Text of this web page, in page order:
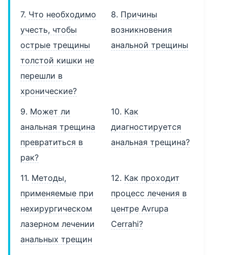
7. Что необходимо
учесть, чтобы
острые трещины
толстой кишки не
перешли в
хронические?
8. Причины
возникновения
анальной трещины
9. Может ли
анальная трещина
превратиться в
рак?
10. Как
диагностируется
анальная трещина?
11. Методы,
применяемые при
нехирургическом
лазерном лечении
анальных трещин
12. Как проходит
процесс лечения в
центре Avrupa
Cerrahi?